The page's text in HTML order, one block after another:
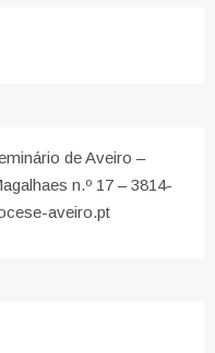
de Aveiro –
n.º 17 – 3814-
aveiro.pt